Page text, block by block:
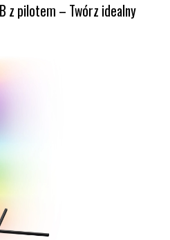
z pilotem – Twórz idealny